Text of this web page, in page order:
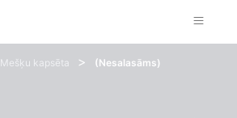
Mešķu kapsēta > (Nesalasāms)